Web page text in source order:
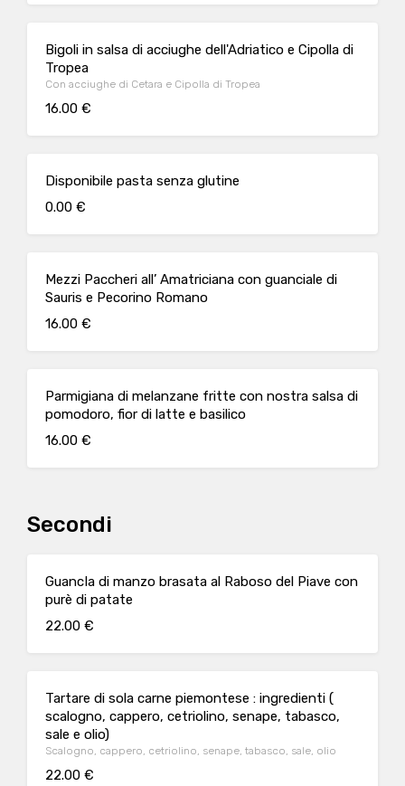
Bigoli in salsa di acciughe dell'Adriatico e Cipolla di
Tropea
Con acciughe di Cetara e Cipolla di Tropea
16.00 €
Disponibile pasta senza glutine
0.00 €
Mezzi Paccheri all’ Amatriciana con guanciale di
Sauris e Pecorino Romano
16.00 €
Parmigiana di melanzane fritte con nostra salsa di
pomodoro, fior di latte e basilico
16.00 €
Secondi
GuancIa di manzo brasata al Raboso del Piave con
purè di patate
22.00 €
Tartare di sola carne piemontese : ingredienti (
scalogno, cappero, cetriolino, senape, tabasco,
sale e olio)
Scalogno, cappero, cetriolino, senape, tabasco, sale, olio
22.00 €